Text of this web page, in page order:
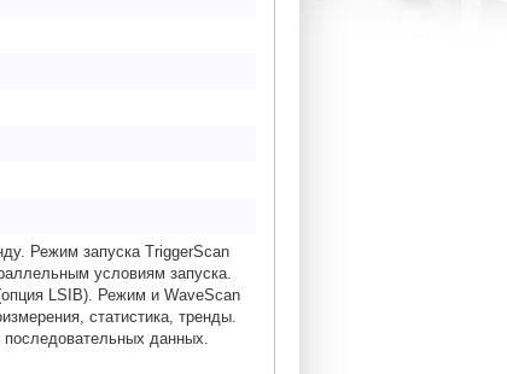
Режим запуска TriggerScan
условиям запуска.
LSIB). Режим и WaveScan
статистика, тренды.
последовательных данных.